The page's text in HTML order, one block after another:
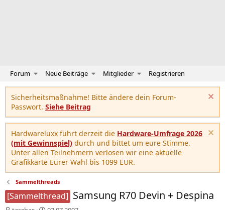
Forum Neue Beiträge Mitglieder Registrieren
Sicherheitsmaßnahme! Bitte ändere dein Forum-
Passwort. Siehe Beitrag
Hardwareluxx führt derzeit die Hardware-Umfrage 2026
(mit Gewinnspiel) durch und bittet um eure Stimme.
Unter allen Teilnehmern verlosen wir eine aktuelle
Grafikkarte Eurer Wahl bis 1099 EUR.
Sammelthreads
[Sammelthread] Samsung R70 Devin + Despina